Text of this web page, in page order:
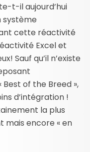
t-il aujourd’hui
système
cette réactivité
Excel et
Sauf qu’il n’existe
Best of the Breed »,
d’intégration !
la plus
mais encore « en